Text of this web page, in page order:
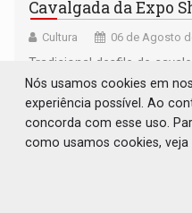
Cavalgada da Expo
Cultura 06 de Agosto
Tradicional desfile de
programação da Expo
milhares de participantes
Nós usamos cookies em
experiência possível. Ao
concorda com esse uso.
como usamos cookies, veja